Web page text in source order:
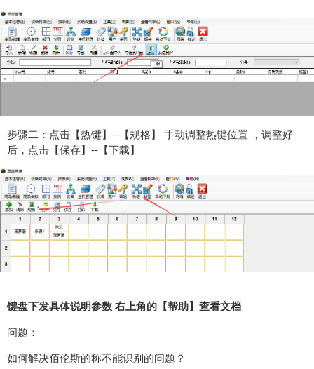
步骤二：点击【热键】--【规格】 手动调整热键位置 ，调整好
后，点击【保存】--【下载】
键盘下发具体说明参数 右上角的【帮助】查看文档
问题：
如何解决佰伦斯的称不能识别的问题？